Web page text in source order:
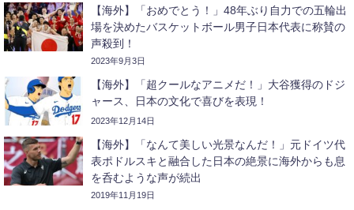
【海外】「おめでとう！」48年ぶり自力での五輪出
場を決めたバスケットボール男子日本代表に称賛の
声殺到！
2023年9月3日
【海外】「超クールなアニメだ！」大谷獲得のドジ
ャース、日本の文化で喜びを表現！
2023年12月14日
【海外】「なんて美しい光景なんだ！」元ドイツ代
表ポドルスキと融合した日本の絶景に海外からも息
を呑むような声が続出
2019年11月19日